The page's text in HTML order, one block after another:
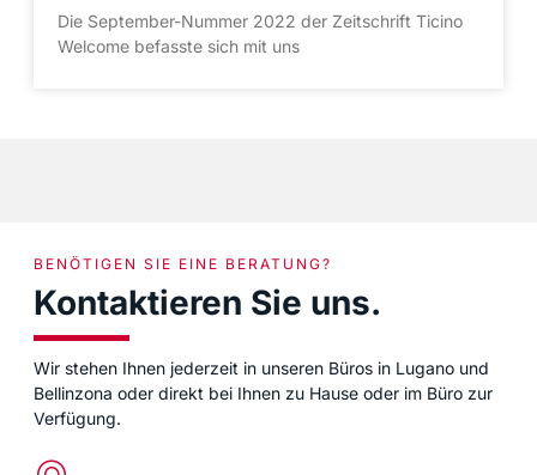
Die September-Nummer 2022 der Zeitschrift Ticino
Welcome befasste sich mit uns
BENÖTIGEN SIE EINE BERATUNG?
Kontaktieren Sie uns.
Wir stehen Ihnen jederzeit in unseren Büros in Lugano und
Bellinzona oder direkt bei Ihnen zu Hause oder im Büro zur
Verfügung.